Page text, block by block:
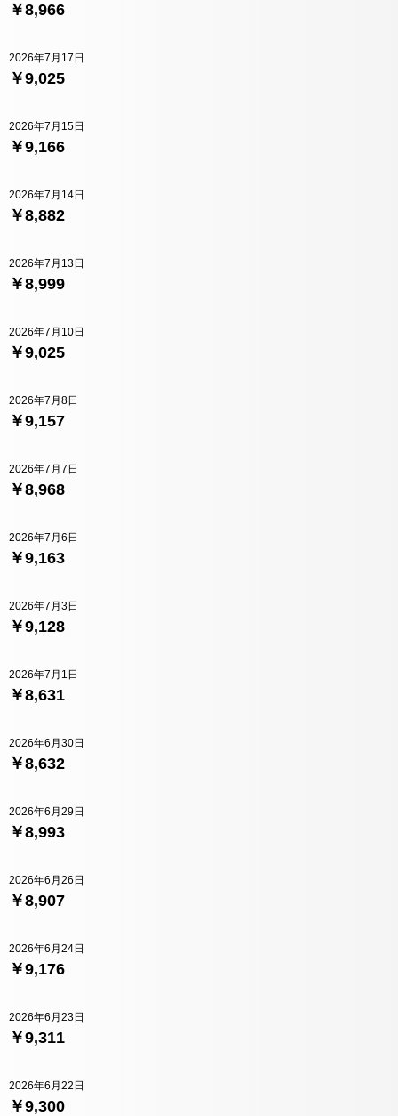
￥8,966
￥9,025
2026年7月17日
￥9,166
2026年7月15日
￥8,882
2026年7月14日
￥8,999
2026年7月13日
￥9,025
2026年7月10日
￥9,157
2026年7月8日
￥8,968
2026年7月7日
￥9,163
2026年7月6日
￥9,128
2026年7月3日
￥8,631
2026年7月1日
￥8,632
2026年6月30日
￥8,993
2026年6月29日
￥8,907
2026年6月26日
￥9,176
2026年6月24日
￥9,311
2026年6月23日
￥9,300
2026年6月22日